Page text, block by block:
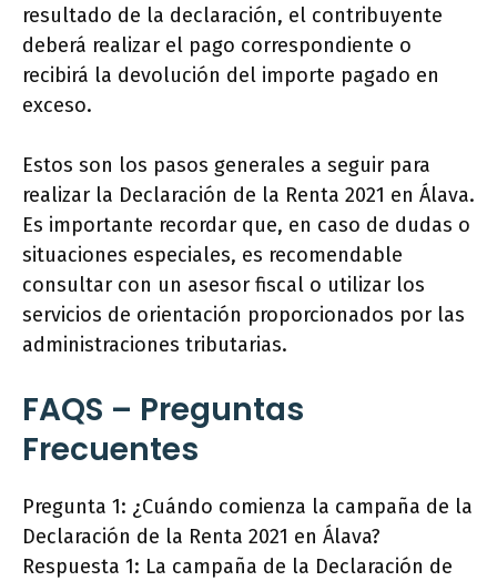
resultado de la declaración, el contribuyente
deberá realizar el pago correspondiente o
recibirá la devolución del importe pagado en
exceso.
Estos son los pasos generales a seguir para
realizar la Declaración de la Renta 2021 en Álava.
Es importante recordar que, en caso de dudas o
situaciones especiales, es recomendable
consultar con un asesor fiscal o utilizar los
servicios de orientación proporcionados por las
administraciones tributarias.
FAQS – Preguntas
Frecuentes
Pregunta 1: ¿Cuándo comienza la campaña de la
Declaración de la Renta 2021 en Álava?
Respuesta 1: La campaña de la Declaración de